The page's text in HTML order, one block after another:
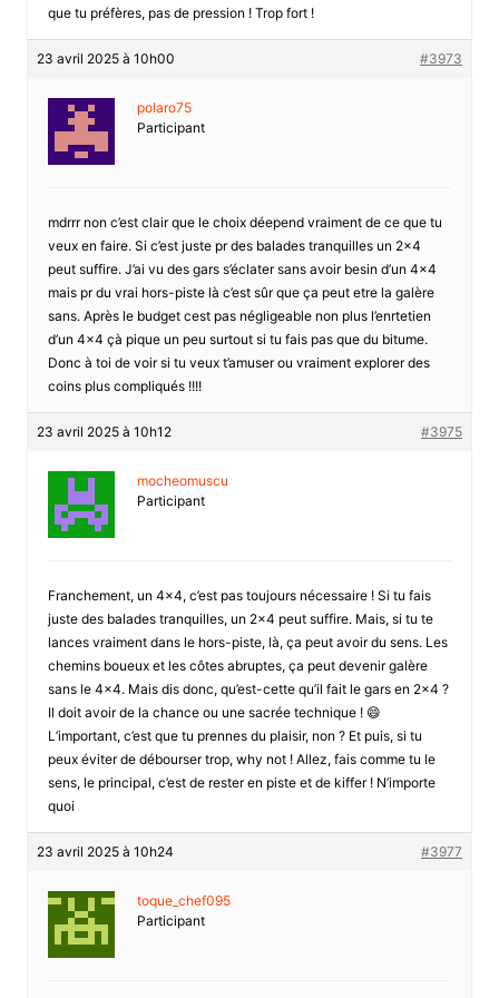
que tu préfères, pas de pression ! Trop fort !
23 avril 2025 à 10h00 #3973
polaro75
Participant
mdrrr non c’est clair que le choix déepend vraiment de ce que tu
veux en faire. Si c’est juste pr des balades tranquilles un 2×4
peut suffire. J’ai vu des gars s’éclater sans avoir besin d’un 4×4
mais pr du vrai hors-piste là c’est sûr que ça peut etre la galère
sans. Après le budget cest pas négligeable non plus l’enrtetien
d’un 4×4 çà pique un peu surtout si tu fais pas que du bitume.
Donc à toi de voir si tu veux t’amuser ou vraiment explorer des
coins plus compliqués !!!!
23 avril 2025 à 10h12 #3975
mocheomuscu
Participant
Franchement, un 4×4, c’est pas toujours nécessaire ! Si tu fais
juste des balades tranquilles, un 2×4 peut suffire. Mais, si tu te
lances vraiment dans le hors-piste, là, ça peut avoir du sens. Les
chemins boueux et les côtes abruptes, ça peut devenir galère
sans le 4×4. Mais dis donc, qu’est-cette qu’il fait le gars en 2×4 ?
Il doit avoir de la chance ou une sacrée technique ! 😄
L’important, c’est que tu prennes du plaisir, non ? Et puis, si tu
peux éviter de débourser trop, why not ! Allez, fais comme tu le
sens, le principal, c’est de rester en piste et de kiffer ! N’importe
quoi
23 avril 2025 à 10h24 #3977
toque_chef095
Participant